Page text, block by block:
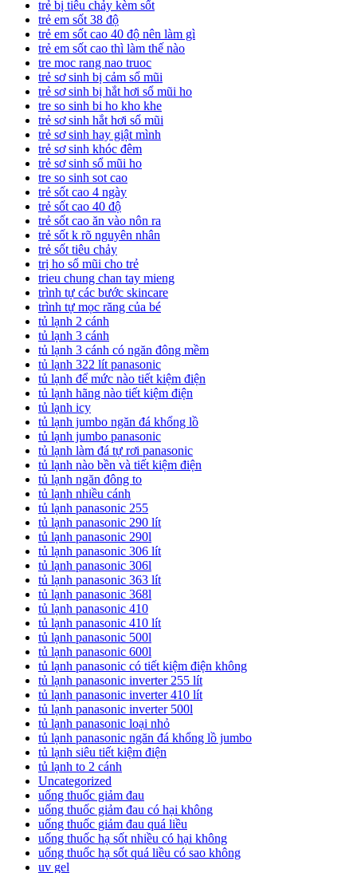
trẻ bị tiêu chảy kèm sốt
trẻ em sốt 38 độ
trẻ em sốt cao 40 độ nên làm gì
trẻ em sốt cao thì làm thế nào
tre moc rang nao truoc
trẻ sơ sinh bị cảm sổ mũi
trẻ sơ sinh bị hắt hơi sổ mũi ho
tre so sinh bi ho kho khe
trẻ sơ sinh hắt hơi sổ mũi
trẻ sơ sinh hay giật mình
trẻ sơ sinh khóc đêm
trẻ sơ sinh sổ mũi ho
tre so sinh sot cao
trẻ sốt cao 4 ngày
trẻ sốt cao 40 độ
trẻ sốt cao ăn vào nôn ra
trẻ sốt k rõ nguyên nhân
trẻ sốt tiêu chảy
trị ho sổ mũi cho trẻ
trieu chung chan tay mieng
trình tự các bước skincare
trình tự mọc răng của bé
tủ lạnh 2 cánh
tủ lạnh 3 cánh
tủ lạnh 3 cánh có ngăn đông mềm
tủ lạnh 322 lít panasonic
tủ lạnh để mức nào tiết kiệm điện
tủ lạnh hãng nào tiết kiệm điện
tủ lạnh icy
tủ lạnh jumbo ngăn đá khổng lồ
tủ lạnh jumbo panasonic
tủ lạnh làm đá tự rơi panasonic
tủ lạnh nào bền và tiết kiệm điện
tủ lạnh ngăn đông to
tủ lạnh nhiều cánh
tủ lạnh panasonic 255
tủ lạnh panasonic 290 lít
tủ lạnh panasonic 290l
tủ lạnh panasonic 306 lít
tủ lạnh panasonic 306l
tủ lạnh panasonic 363 lít
tủ lạnh panasonic 368l
tủ lạnh panasonic 410
tủ lạnh panasonic 410 lít
tủ lạnh panasonic 500l
tủ lạnh panasonic 600l
tủ lạnh panasonic có tiết kiệm điện không
tủ lạnh panasonic inverter 255 lít
tủ lạnh panasonic inverter 410 lít
tủ lạnh panasonic inverter 500l
tủ lạnh panasonic loại nhỏ
tủ lạnh panasonic ngăn đá khổng lồ jumbo
tủ lạnh siêu tiết kiệm điện
tủ lạnh to 2 cánh
Uncategorized
uống thuốc giảm đau
uống thuốc giảm đau có hại không
uống thuốc giảm đau quá liều
uống thuốc hạ sốt nhiều có hại không
uống thuốc hạ sốt quá liều có sao không
uv gel